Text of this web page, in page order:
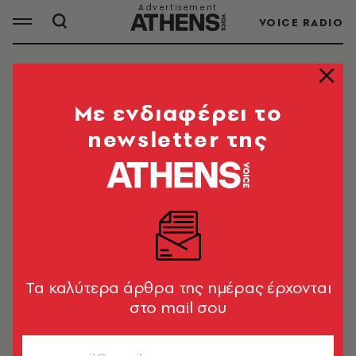
VOICE RADIO
ΓΙΩΡΓΟΣ ΚΑΜΙΝΗΣ
Ο Γιώργος Καμίνης είναι βουλευτής Επικρατείας
του ΚΙΝΑΛ και επίκουρος καθηγητής
Συνταγματικού Δικαίου στη Νομική σχολή του
ΕΚΠΑ. Διετέλεσε δήμαρχος Αθηναίων.
ΟΛΑ ΤΑ ΑΡΘΡΑ ΤΟΥ TAG
ΓΙΩΡΓΟΣ ΚΑΜΙΝΗΣ
Mε ενδιαφέρει το
newsletter της
Tα καλύτερα άρθρα της ημέρας έρχονται
στο mail σου